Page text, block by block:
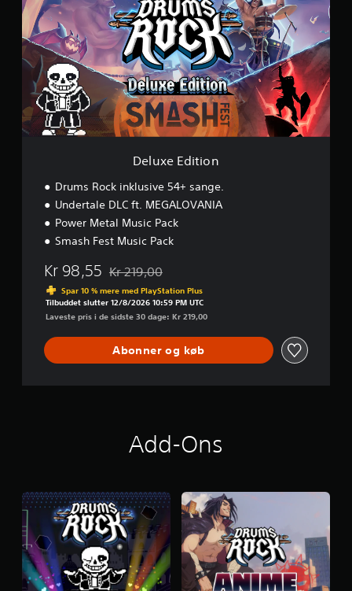
u
e
E
i
o
Deluxe Edition
Drums Rock inklusive 54+ sange.
Undertale DLC ft. MEGALOVANIA
Power Metal Music Pack
Smash Fest Music Pack
Kr 98,55 Nedsat fra den normale pris på Kr 219,00
Kr 219,00
Spar 10 % mere med PlayStation Plus
Tilbuddet slutter 12/8/2026 10:59 PM UTC
Laveste pris i de sidste 30 dage: Kr 219,00
Abonner og køb
Add-Ons